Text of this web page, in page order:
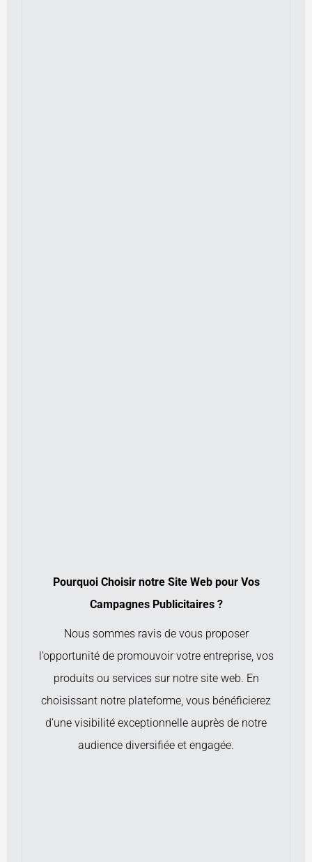
Pourquoi Choisir notre Site Web pour Vos
Campagnes Publicitaires ?
Nous sommes ravis de vous proposer
l’opportunité de promouvoir votre entreprise, vos
produits ou services sur notre site web. En
choisissant notre plateforme, vous bénéficierez
d’une visibilité exceptionnelle auprès de notre
audience diversifiée et engagée.